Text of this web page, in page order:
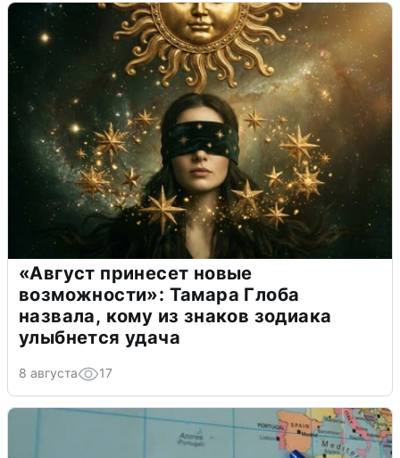
«Август принесет новые
возможности»: Тамара Глоба
назвала, кому из знаков зодиака
улыбнется удача
8 августа 17